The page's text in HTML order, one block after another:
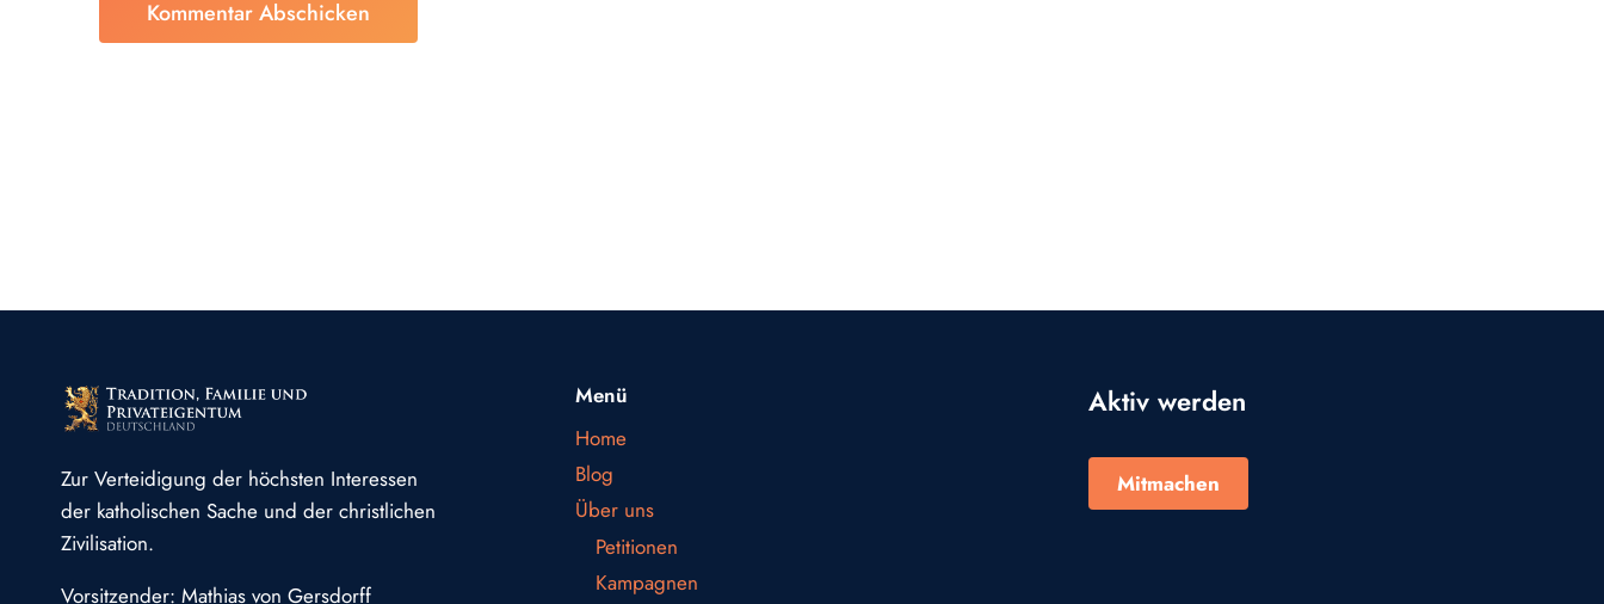
Zur Verteidigung der höchsten Interessen
der katholischen Sache und der christlichen
Zivilisation.
Vorsitzender: Mathias von Gersdorff
Menü
Home
Blog
Über uns
Petitionen
Kampagnen
Aktiv werden
Mitmachen